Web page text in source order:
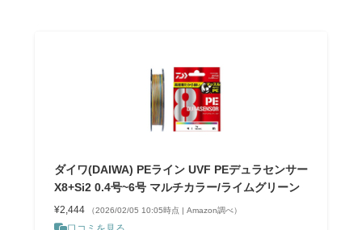
ダイワ(DAIWA) PEライン UVF PEデュラセンサー
X8+Si2 0.4号~6号 マルチカラー/ライムグリーン
¥2,444 （2026/02/05 10:05時点 | Amazon調べ）